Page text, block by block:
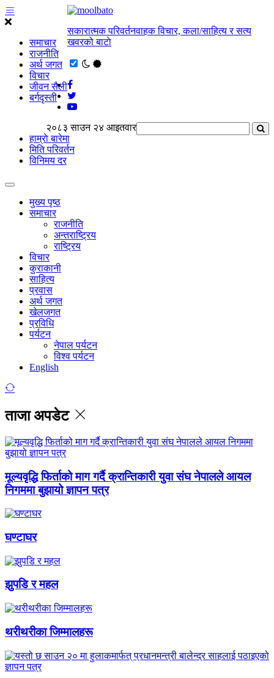
समाचार
राजनीति
अर्थ जगत
विचार
जीवन सैली
बर्गदृस्ती
सकारात्मक परिवर्तनवाहक विचार, कला/साहित्य र सत्य
खवरको बाटाे
२०८३ साउन २४ आइतवार
हाम्राे बारेमा
मिति परिवर्तन
विनिमय दर
मुख्य पृष्ठ
समाचार
राजनीति
अन्तराष्ट्रिय
राष्ट्रिय
विचार
कुराकानी
साहित्य
प्रवास
अर्थ जगत
खेलजगत
प्रविधि
पर्यटन
नेपाल पर्यटन
विश्व पर्यटन
English
ताजा अपडेट
मूल्यवृद्धि फिर्ताको माग गर्दै क्रान्तिकारी युवा संघ नेपालले आयल
निगममा बुझायो ज्ञापन पत्र
घण्टाघर
झुपडि र महल
थरीथरीका जिम्मालहरू